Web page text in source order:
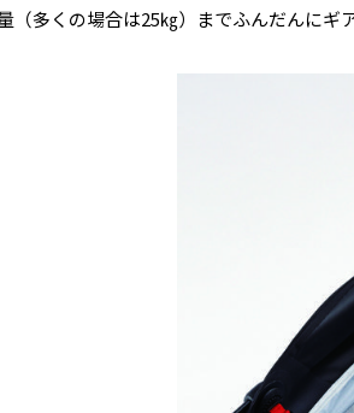
（多くの場合は25㎏）までふんだんにギ